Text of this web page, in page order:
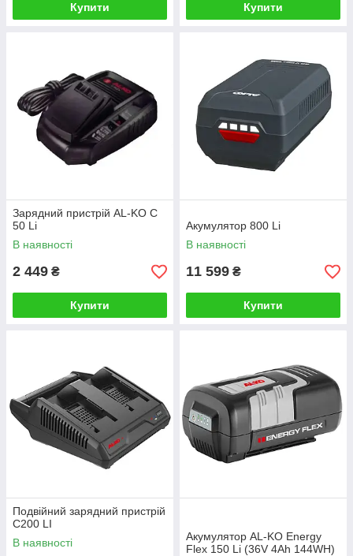
Купити Купити
Зарядний пристрій AL-KO C
50 Li
В наявності
2 449 ₴
Купити
Акумулятор 800 Li
В наявності
11 599 ₴
Купити
Подвійний зарядний пристрій
C200 LI
В наявності
Акумулятор AL-KO Energy
Flex 150 Li (36V 4Ah 144WH)